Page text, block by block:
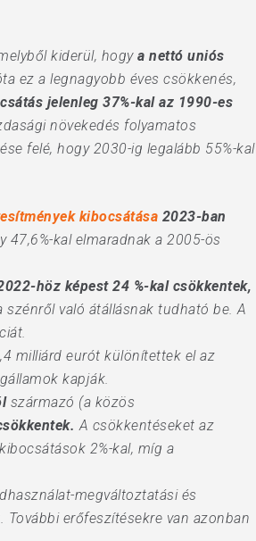
kiderül, hogy a nettó uniós
ez a legnagyobb éves csökkenés,
jelenleg 37%-kal az 1990-es
növekedés folyamatos
felé, hogy 2030-ig legalább 55%-kal
kibocsátása 2023-ban
47,6%-kal elmaradnak a 2005-ös
höz képest 24 %-kal csökkentek,
való átállásnak tudható be. A
milliárd eurót különítettek el az
kapják.
származó (a közös
A csökkentéseket az
2%-kal, míg a
megváltoztatási és
erőfeszítésekre van azonban